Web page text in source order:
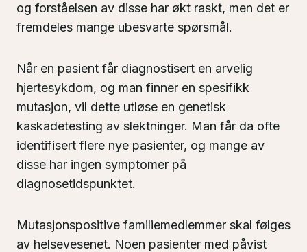
og forståelsen av disse har økt raskt, men det er
fremdeles mange ubesvarte spørsmål.
Når en pasient får diagnostisert en arvelig
hjertesykdom, og man finner en spesifikk
mutasjon, vil dette utløse en genetisk
kaskadetesting av slektninger. Man får da ofte
identifisert flere nye pasienter, og mange av
disse har ingen symptomer på
diagnosetidspunktet.
Mutasjonspositive familiemedlemmer skal følges
av helsevesenet. Noen pasienter med påvist